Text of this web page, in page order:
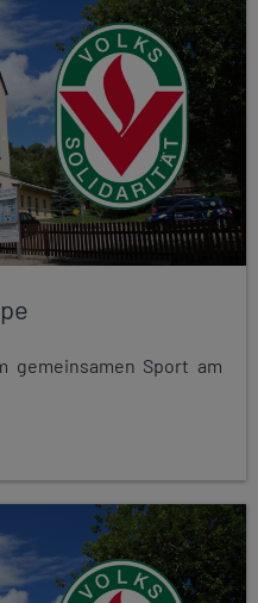
gemeinsamen Sport am